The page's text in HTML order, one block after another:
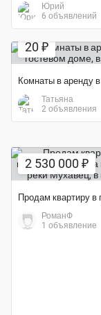
Юрий
6 объявлений
20 ₽
Татьяна
2 объявления
2 530 000 ₽
РоманФ
1 объявление